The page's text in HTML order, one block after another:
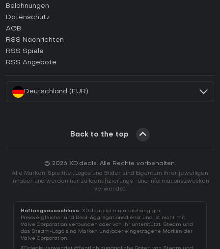
Wie aktiviert man einen Steam CD Key?
Wie aktiviert man einen Epic Games CD Key?
Wie aktiviert man einen GOG CD Key?
Wie aktiviert man einen Ubisoft Connect CD Key?
Belohnungen
Datenschutz
AGB
RSS Nachrichten
RSS Spiele
RSS Angebote
Deutschland (EUR)
Back to the top
© 2026 XD.deals. Alle Rechte vorbehalten.
Alle Marken, Spieltitel, Logos und Bilder sind Eigentum ihrer jeweiligen
Inhaber und werden nur zu Identifizierungs- und Informationszwecken
verwendet.
Haftungsausschluss: XD.deals ist ein unabhängiger
Preisvergleichs- und Deal-Aggregationsdienst und ist nicht mit
Valve Corporation verbunden oder von ihr unterstützt. Steam und
das Steam-Logo sind Marken und/oder eingetragene Marken der
Valve Corporation.